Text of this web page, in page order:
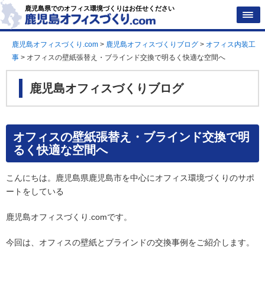
鹿児島県でのオフィス環境づくりはお任せください
鹿児島オフィスづくり.com > 鹿児島オフィスづくりブログ > オフィス内装工
事 > オフィスの壁紙張替え・ブラインド交換で明るく快適な空間へ
鹿児島オフィスづくりブログ
オフィスの壁紙張替え・ブラインド交換で明
るく快適な空間へ
こんにちは。鹿児島県鹿児島市を中心にオフィス環境づくりのサポ
ートをしている
鹿児島オフィスづくり.comです。
今回は、オフィスの壁紙とブラインドの交換事例をご紹介します。